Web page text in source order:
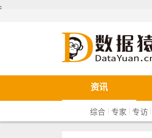
܄
数据猿
资讯
综合 | 专家 |专访|